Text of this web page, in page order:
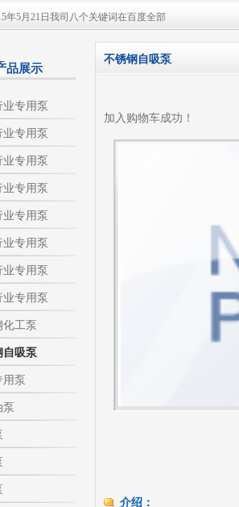
年5月21日我司八个关键词在百度全部
年5月21日酒泵百度排名上升
泵|卫生泵|卫生级自吸泵|淀粉旋流器|不
钢自吸泵|不锈钢化工泵|酒泵|酒精泵|淀
庆祝：我司与天长市千秋在线网络服务有限公
品展示
业专用泵
业专用泵
业专用泵
业专用泵
业专用泵
业专用泵
业专用泵
业专用泵
工泵
自吸泵
用泵
泵
不锈钢自吸泵
加入购物车成功！
介绍：